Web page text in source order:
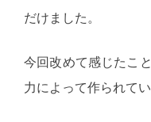
だけました。
今回改めて感じたこ
力によって作られて